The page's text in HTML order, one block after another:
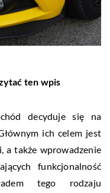
ten wpis
decyduje się na
ich celem jest
a także wprowadzenie
funkcjonalność
tego rodzaju